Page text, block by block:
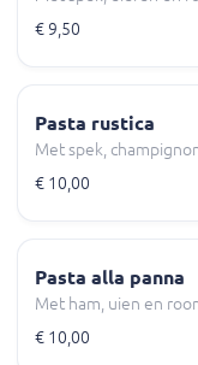
€ 9,50
Pasta rustica
Met spek,
€ 10,00
Pasta alla panna
Met ham, uien en
€ 10,00